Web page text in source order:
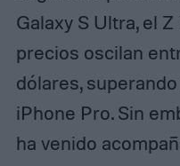
Galaxy S Ultra, el
precios oscilan
dólares,
iPhone Pro. Sin
ha venido